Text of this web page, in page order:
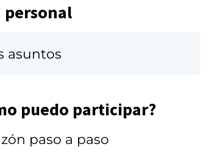
personal
asuntos
puedo participar?
paso a paso